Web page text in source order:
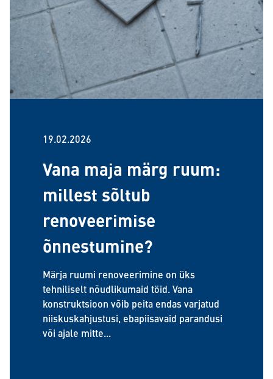
19.02.2026
Vana maja märg ruum:
millest sõltub
renoveerimise
õnnestumine?
Märja ruumi renoveerimine on üks
tehniliselt nõudlikumaid töid. Vana
konstruktsioon võib peita endas varjatud
niiskuskahjustusi, ebapiisavaid parandusi
või ajale mitte...